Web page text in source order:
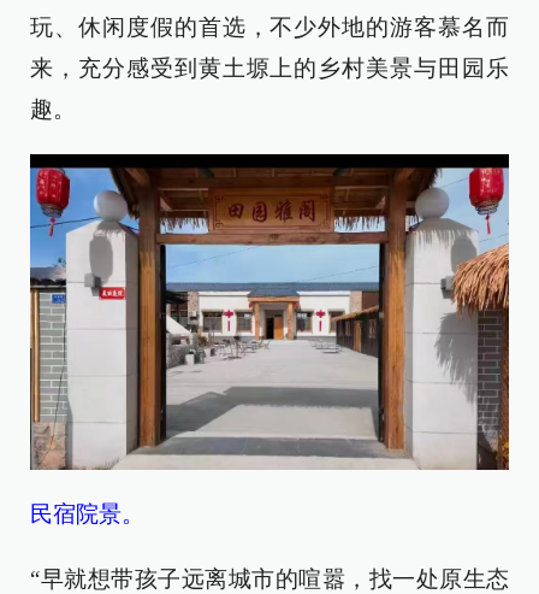
玩、休闲度假的首选，不少外地的游客慕名而
来，充分感受到黄土塬上的乡村美景与田园乐
趣。
民宿院景。
“早就想带孩子远离城市的喧嚣，找一处原生态